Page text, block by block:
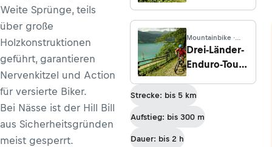
Weite Sprünge, teils
über große
Holzkonstruktionen
geführt, garantieren
Nervenkitzel und Action
für versierte Biker.
Bei Nässe ist der Hill Bill
aus Sicherheitsgründen
meist gesperrt.
Mountainbike ·
Graubünden
Drei-Länder-
Enduro-Tour
Reschenpass
Strecke: bis 5 km
Aufstieg: bis 300 m
Dauer: bis 2 h